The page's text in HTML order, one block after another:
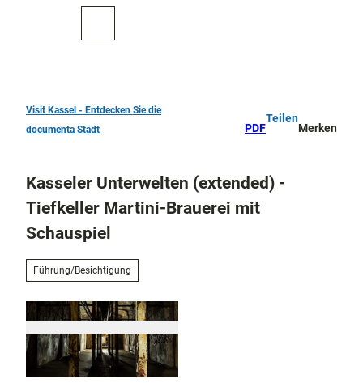
Sehenswürdigkeiten
Kunst
und
Kultur
rte
und
Festiv
als
docum
Wilhelmshöhe
draußen
Überblick
Parks
und
Gärten
Entdeckertouren
und
Stadtführungen
Visit Kassel - Entdecken Sie die
documenta Stadt
PDF
Teilen
Merken
Kasseler Unterwelten (extended) -
Tiefkeller Martini-Brauerei mit
Schauspiel
Führung/Besichtigung